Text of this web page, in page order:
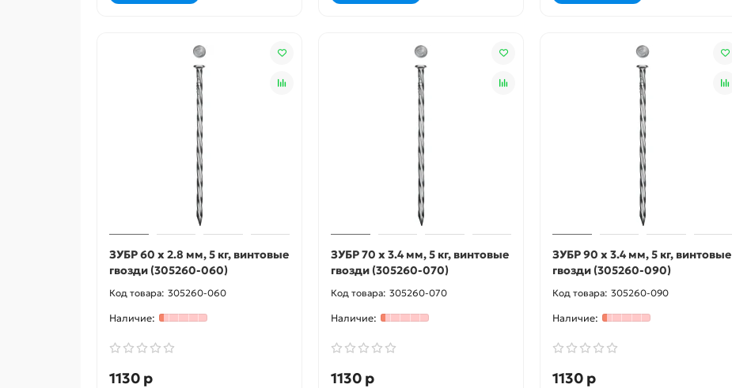
ЗУБР 60 x 2.8 мм, 5 кг, винтовые
гвозди (305260-060)
305260-060
1130 р
ЗУБР 70 x 3.4 мм, 5 кг, винтовые
гвозди (305260-070)
305260-070
1130 р
ЗУБР 90 x 3.4 мм, 5 кг, винтовые
гвозди (305260-090)
305260-090
1130 р